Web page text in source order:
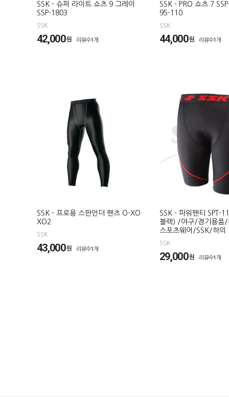
SSK - 슈퍼 라이트 쇼츠 9 그레이
SSP-1803
SSK
42,000원 리뷰수1개
SSK - PRO 쇼츠 7
95-110
SSK
44,000원 리뷰수1개
SSK - 프로용 스판언더 팬츠 O-XO
XO2
SSK
43,000원 리뷰수1개
SSK - 파워팬티 SPT-
블랙) /야구/경기용품
스포츠웨어/SSK/하의
SSK
29,000원 리뷰수1개